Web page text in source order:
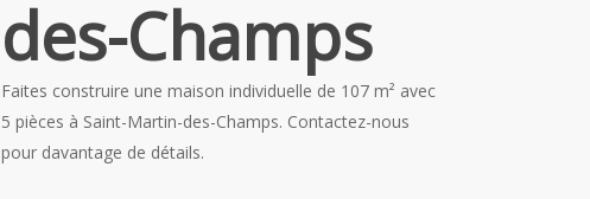
des-Champs
Faites construire une maison individuelle de 107 m² avec
5 pièces à Saint-Martin-des-Champs. Contactez-nous
pour davantage de détails.